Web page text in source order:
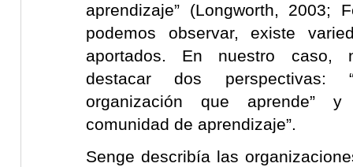
aprendizaje” (Longworth, 2003;
podemos observar, existe
aportados. En nuestro caso,
destacar dos perspectivas:
organización que aprende”
comunidad de aprendizaje”.
Senge describía las